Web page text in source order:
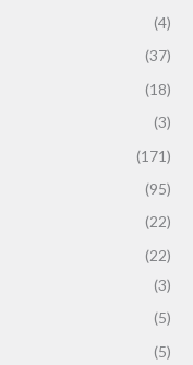
(4)
(37)
(18)
(3)
(171)
(95)
(22)
(22)
(3)
(5)
(5)